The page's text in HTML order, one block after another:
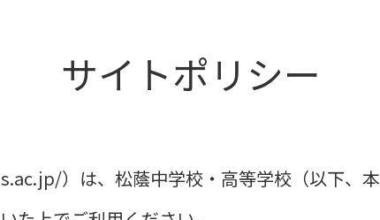
サイトポリシー
）は、松蔭中学校・高等学校（以下、